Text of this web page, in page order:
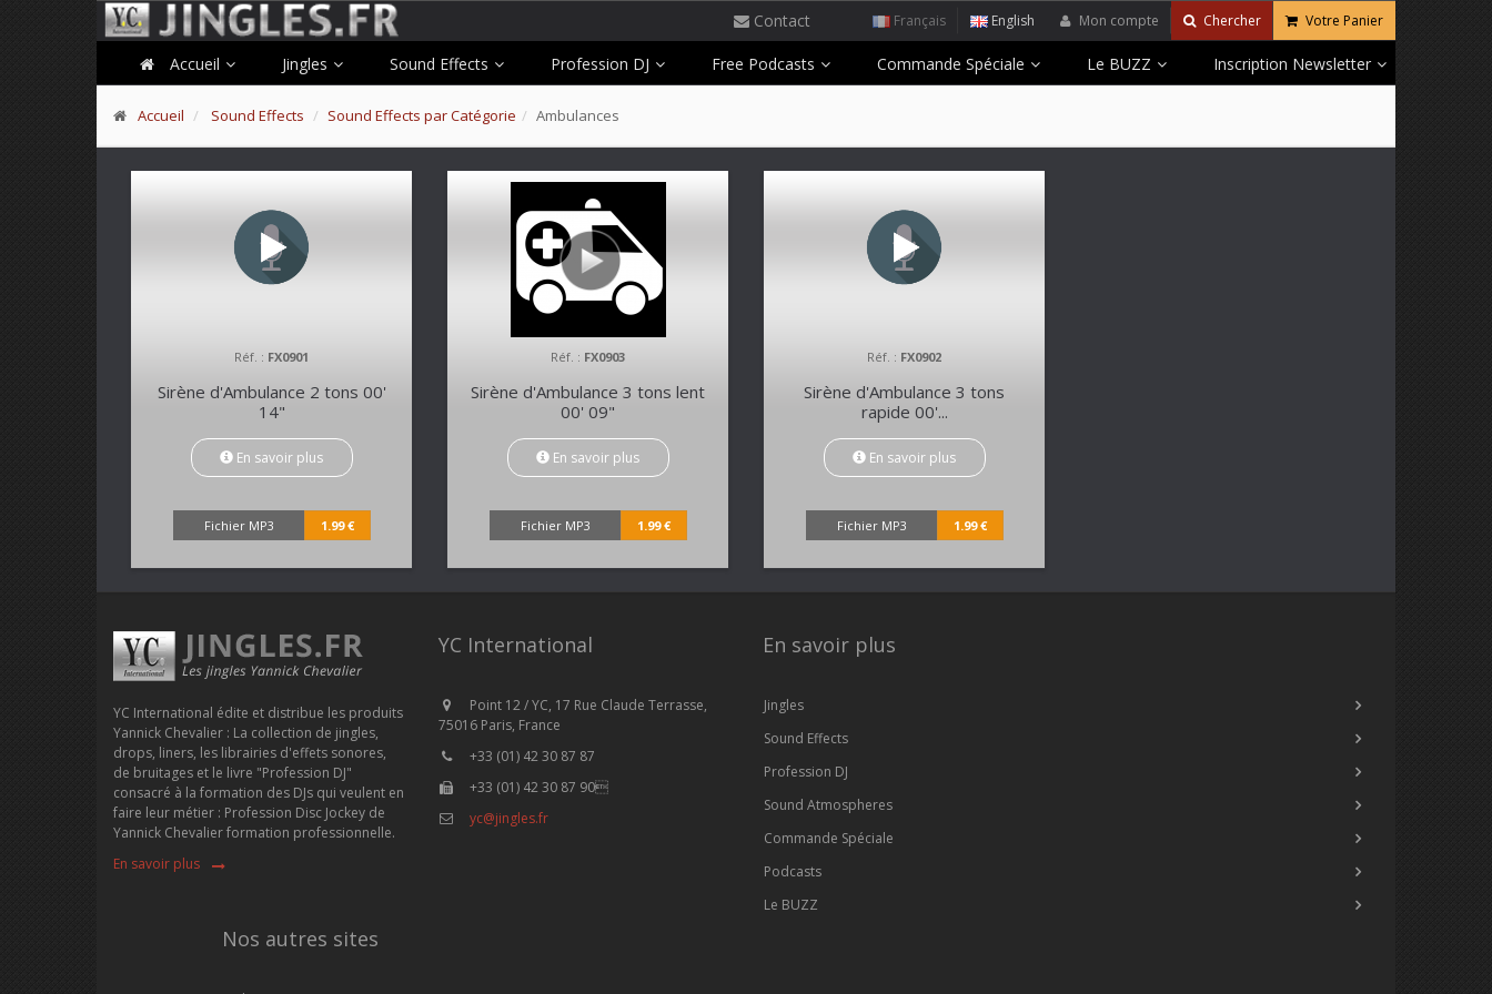
Contact Français English Mon compte Chercher Votre Panier
Accueil Jingles Sound Effects Profession DJ Free Podcasts Commande Spéciale Le BUZZ Inscription Newsletter
Accueil Sound Effects Sound Effects par Catégorie Ambulances
Réf. : FX0901
Sirène d'Ambulance 2 tons 00'
14"
En savoir plus
Fichier MP3 1.99 €
Réf. : FX0903
Sirène d'Ambulance 3 tons lent
00' 09"
En savoir plus
Fichier MP3 1.99 €
Réf. : FX0902
Sirène d'Ambulance 3 tons
rapide 00'...
En savoir plus
Fichier MP3 1.99 €
YC International édite et distribue les produits
Yannick Chevalier : La collection de jingles,
drops, liners, les librairies d'effets sonores,
de bruitages et le livre "Profession DJ"
consacré à la formation des DJs qui veulent en
faire leur métier : Profession Disc Jockey de
Yannick Chevalier formation professionnelle.
YC International
Point 12 / YC, 17 Rue Claude Terrasse,
75016 Paris, France
+33 (01) 42 30 87 87
+33 (01) 42 30 87 90
yc@jingles.fr
En savoir plus
En savoir plus
Jingles
Sound Effects
Profession DJ
Sound Atmospheres
Commande Spéciale
Podcasts
Le BUZZ
Nos autres sites